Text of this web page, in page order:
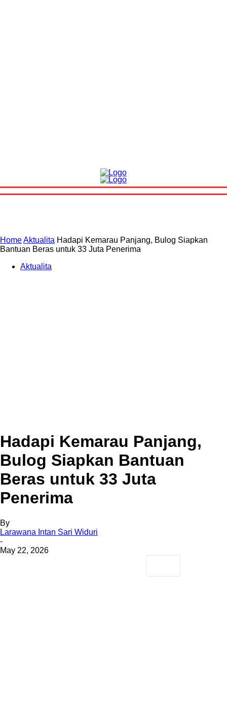
HomeAktualita Hadapi Kemarau Panjang, Bulog Siapkan
Bantuan Beras untuk 33 Juta Penerima
Aktualita
Hadapi Kemarau Panjang,
Bulog Siapkan Bantuan
Beras untuk 33 Juta
Penerima
By
Larawana Intan Sari Widuri
-
May 22, 2026